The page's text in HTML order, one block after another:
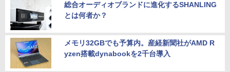
総合オーディオブランドに進化するSHANLING
とは何者か？
メモリ32GBでも予算内。産経新聞社がAMD R
yzen搭載dynabookを2千台導入